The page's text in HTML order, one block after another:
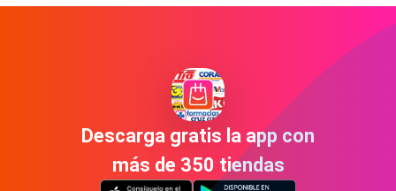
Descarga gratis la app con
más de 350 tiendas